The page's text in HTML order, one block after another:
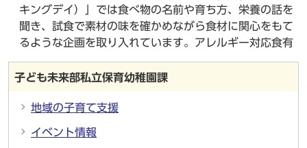
キングデイ）」では食べ物の名前や育ち方、栄養の話を
聞き、試食で素材の味を確かめながら食材に関心をもて
るような企画を取り入れています。アレルギー対応食有
子ども未来部私立保育幼稚園課
地域の子育て支援
イベント情報